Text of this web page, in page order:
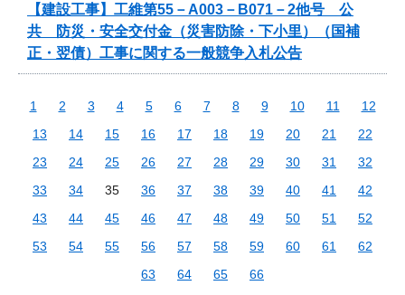
【建設工事】工維第55－A003－B071－2他号 公
共 防災・安全交付金（災害防除・下小里）（国補
正・翌債）工事に関する一般競争入札公告
1 2 3 4 5 6 7 8 9 10 11
12
13
14 15 16 17 18 19 20 21
22
23
24 25 26 27 28 29 30 31
32
33
34 35 36 37 38 39 40 41
42
43
44 45 46 47 48 49 50 51
52
53
54 55 56 57 58 59 60 61
62
63
64 65 66